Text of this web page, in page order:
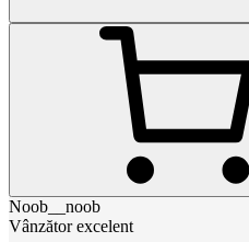
Noob__noob
Vânzător excelent